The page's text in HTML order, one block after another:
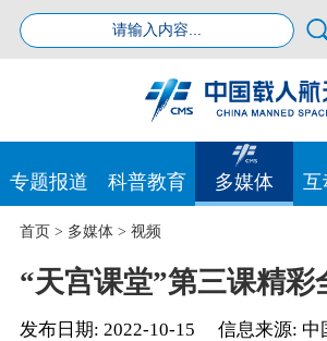
专题报道 科普教育 多媒体 互
首页> 多媒体> 视频
“天宫课堂”第三课精彩
发布日期: 2022-10-15 信息来源: 中